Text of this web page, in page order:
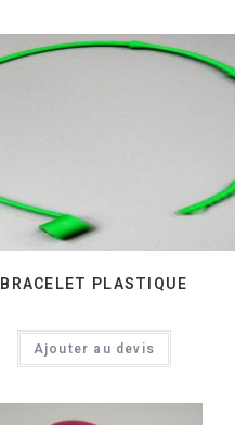
BRACELET PLASTIQUE
Ajouter au devis